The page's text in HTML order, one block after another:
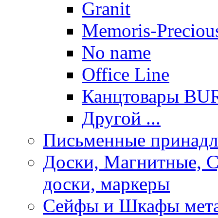
Granit
Memoris-
No name
Office Line
Канцтовары
Другой ...
Письменные
Доски, Магнитные,
доски, маркеры
Сейфы и Шкафы